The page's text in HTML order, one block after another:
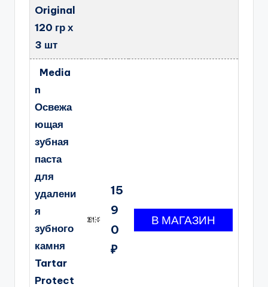
Original
120 гр х
3 шт
Media
n
Освежа
ющая
зубная
паста
для
удалени
я
зубного
камня
Tartar
Protect
15
9
0
₽